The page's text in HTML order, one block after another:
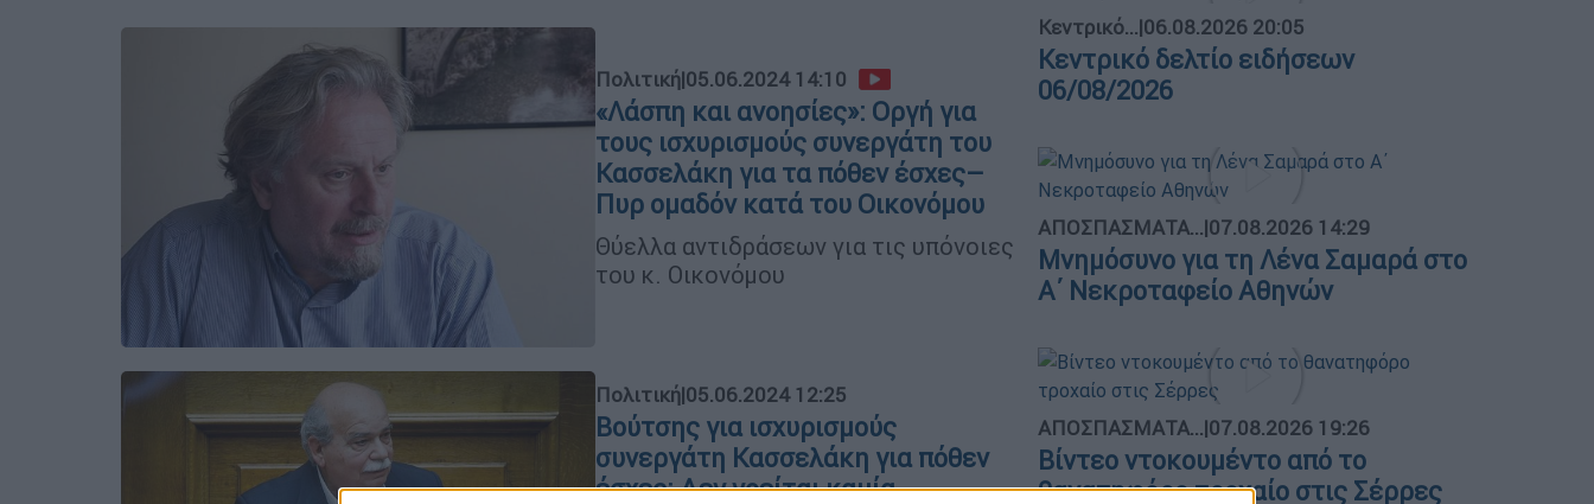
Πολιτική|05.06.2024 14:10
«Λάσπη και ανοησίες»: Οργή για
τους ισχυρισμούς συνεργάτη του
Κασσελάκη για τα πόθεν έσχες–
Πυρ ομαδόν κατά του Οικονόμου
Θύελλα αντιδράσεων για τις υπόνοιες
του κ. Οικονόμου
Πολιτική|05.06.2024 12:25
Βούτσης για ισχυρισμούς
συνεργάτη Κασσελάκη για πόθεν
έσχες: Δεν νοείται καμία
Κεντρικό...|06.08.2026 20:05
Κεντρικό δελτίο ειδήσεων
06/08/2026
ΑΠΟΣΠΑΣΜΑΤΑ...|07.08.2026 14:29
Μνημόσυνο για τη Λένα Σαμαρά στο
Α΄ Νεκροταφείο Αθηνών
ΑΠΟΣΠΑΣΜΑΤΑ...|07.08.2026 19:26
Βίντεο ντοκουμέντο από το
θανατηφόρο τροχαίο στις Σέρρες